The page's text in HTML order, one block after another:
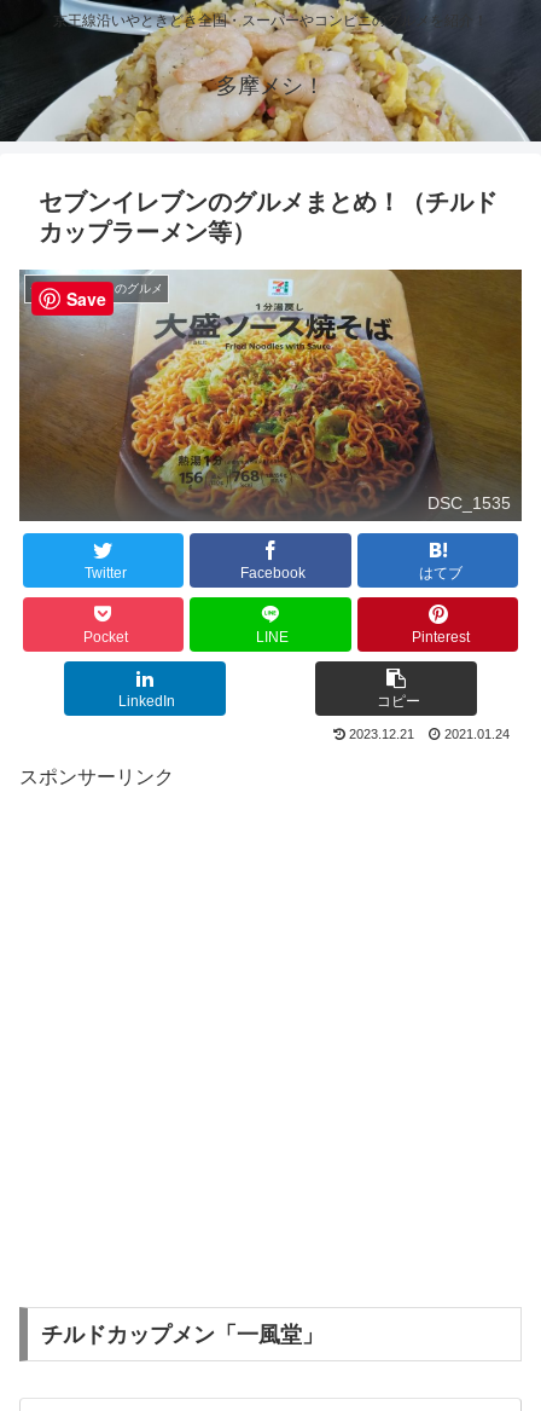
京王線沿いやときどき全国・スーパーやコンビニのグルメを紹介！
多摩メシ！
セブンイレブンのグルメまとめ！（チルド
カップラーメン等）
セブンイレブンのグルメ
DSC_1535
Twitter Facebook はてブ
Pocket LINE Pinterest
LinkedIn コピー
2023.12.21 2021.01.24
スポンサーリンク
チルドカップメン「一風堂」
Save